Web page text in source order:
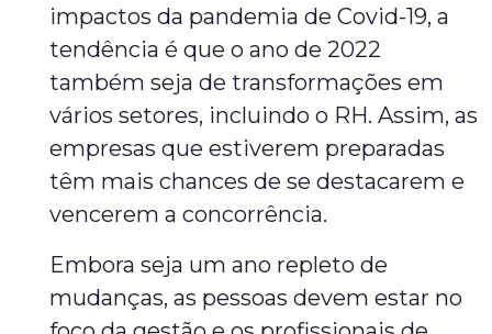
impactos da pandemia de Covid-19, a
tendência é que o ano de 2022
também seja de transformações em
vários setores, incluindo o RH. Assim, as
empresas que estiverem preparadas
têm mais chances de se destacarem e
vencerem a concorrência.
Embora seja um ano repleto de
mudanças, as pessoas devem estar no